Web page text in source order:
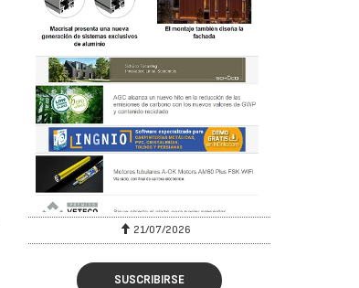
21/07/2026
SUSCRIBIRSE